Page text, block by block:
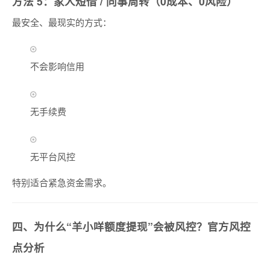
最安全、最现实的方式：
不会影响信用
无手续费
无平台风控
特别适合紧急资金需求。
四、为什么“羊小咩额度提现”会被风控？官方风控
点分析